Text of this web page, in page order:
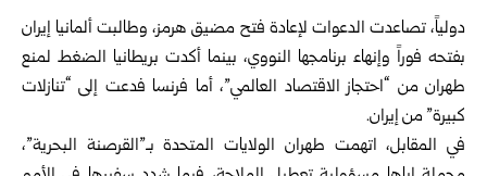
دولياً، تصاعدت الدعوات لإعادة فتح مضيق هرمز، وطالبت ألمانيا إيران
بفتحه فوراً وإنهاء برنامجها النووي، بينما أكدت بريطانيا الضغط لمنع
طهران من “احتجاز الاقتصاد العالمي”، أما فرنسا فدعت إلى “تنازلات
كبيرة” من إيران.
في المقابل، اتهمت طهران الولايات المتحدة بـ”القرصنة البحرية”،